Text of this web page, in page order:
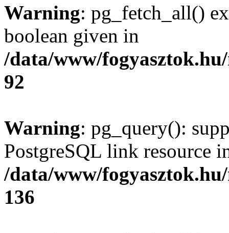
Warning: pg_fetch_all()
boolean given in
/data/www/
92
Warning: pg_query():
PostgreSQL link resource
/data/www/
136